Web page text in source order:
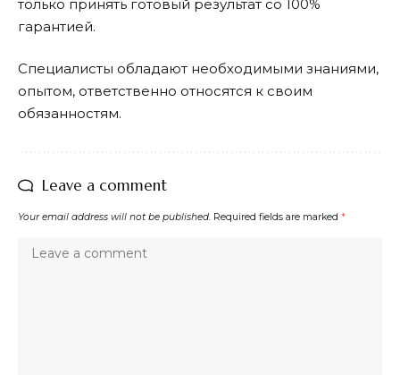
только принять готовый результат со 100%
гарантией.
Специалисты обладают необходимыми знаниями,
опытом, ответственно относятся к своим
обязанностям.
Leave a comment
Your email address will not be published. Required fields are marked *